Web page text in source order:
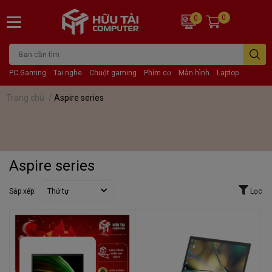
PC Gaming Tai nghe Chuột gaming Phím cơ Màn hình Laptop
0 0
Trang chủ / Aspire series
Aspire series
Sắp xếp: Thứ tự Lọc